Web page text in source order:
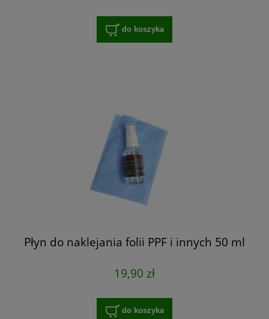
do koszyka
Płyn do naklejania folii PPF i innych 50 ml
19,90 zł
do koszyka